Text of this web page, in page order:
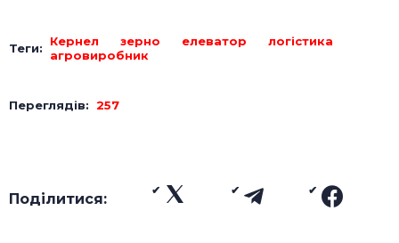
Теги: Кернел зерно елеватор
логістика
агровиробник
Переглядів: 257
Поділитися: